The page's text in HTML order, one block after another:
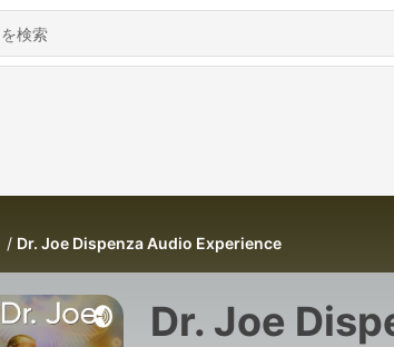
Dr. Joe Dispenza Audio Experience
Dr. Joe